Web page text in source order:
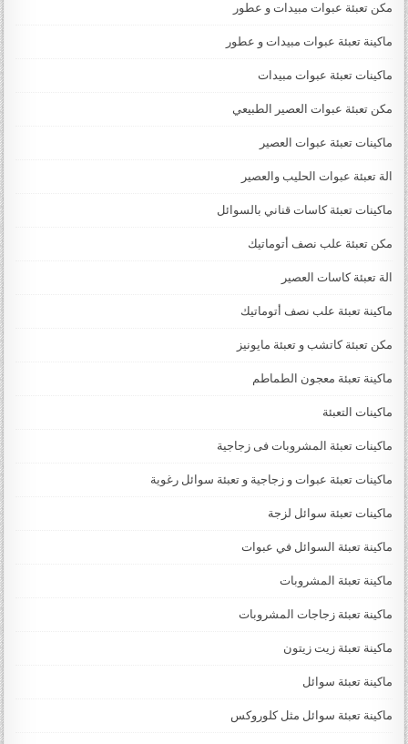
مكن تعبئة عبوات مبيدات و عطور
ماكينة تعبئة عبوات مبيدات و عطور
ماكينات تعبئة عبوات مبيدات
مكن تعبئة عبوات العصير الطبيعي
ماكينات تعبئة عبوات العصير
الة تعبئة عبوات الحليب والعصير
ماكينات تعبئة كاسات قناني بالسوائل
مكن تعبئة علب نصف أتوماتيك
الة تعبئة كاسات العصير
ماكينة تعبئة علب نصف أتوماتيك
مكن تعبئة كاتشب و تعبئة مايونيز
ماكينة تعبئة معجون الطماطم
ماكينات التعبئة
ماكينات تعبئة المشروبات فى زجاجية
ماكينات تعبئة عبوات و زجاجية و تعبئة سوائل رغوية
ماكينات تعبئة سوائل لزجة
‏‏‏ماكينة تعبئة السوائل في عبوات
ماكينة تعبئة المشروبات
ماكينة تعبئة زجاجات المشروبات
ماكينة تعبئة زيت زيتون
ماكينة تعبئة سوائل
ماكينة تعبئة سوائل مثل كلوروكس